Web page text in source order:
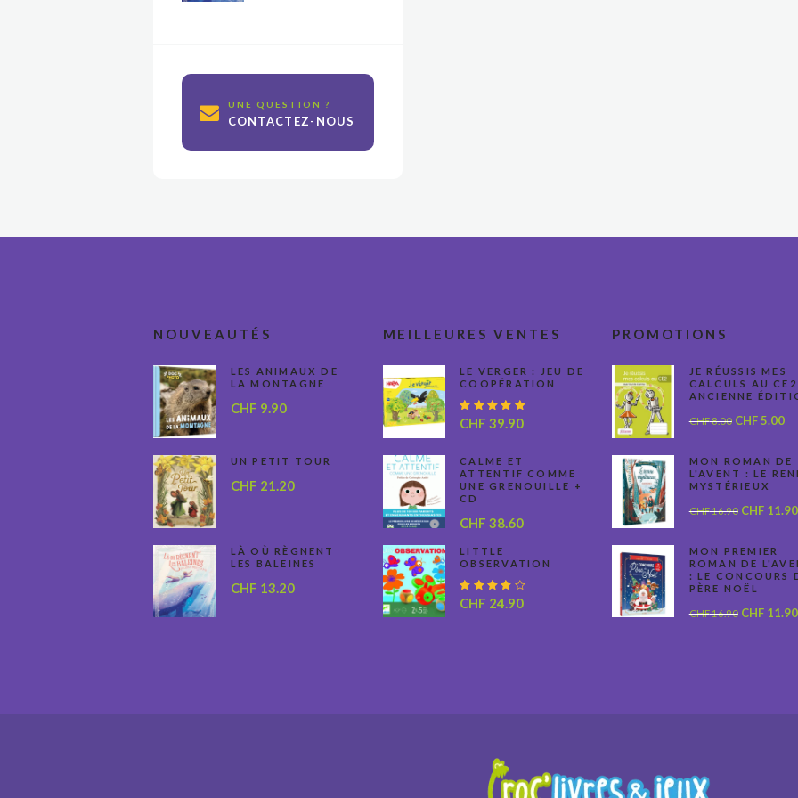
UNE QUESTION ?
CONTACTEZ-NOUS
NOUVEAUTÉS
LES ANIMAUX DE
LA MONTAGNE
CHF 9.90
UN PETIT TOUR
CHF 21.20
LÀ OÙ RÈGNENT
LES BALEINES
CHF 13.20
MEILLEURES VENTES
LE VERGER : JEU DE
COOPÉRATION
Note
CHF 39.90
CALME ET
ATTENTIF COMME
UNE GRENOUILLE +
CD
CHF 38.60
LITTLE
OBSERVATION
Note
CHF 24.90
PROMOTIONS
JE RÉUSSIS MES
CALCULS AU
ANCIENNE
CHF8.00 Le
initial
était :
CHF5.00Le
MON ROMAN DE
L'AVENT : LE
MYSTÉRIEUX
CHF16.90 Le
initial
était :
CHF 16.90.
CHF11.90
MON PREMIER
ROMAN DE
: LE CONCOURS
PÈRE NOËL
CHF16.90 Le
CHF11.90